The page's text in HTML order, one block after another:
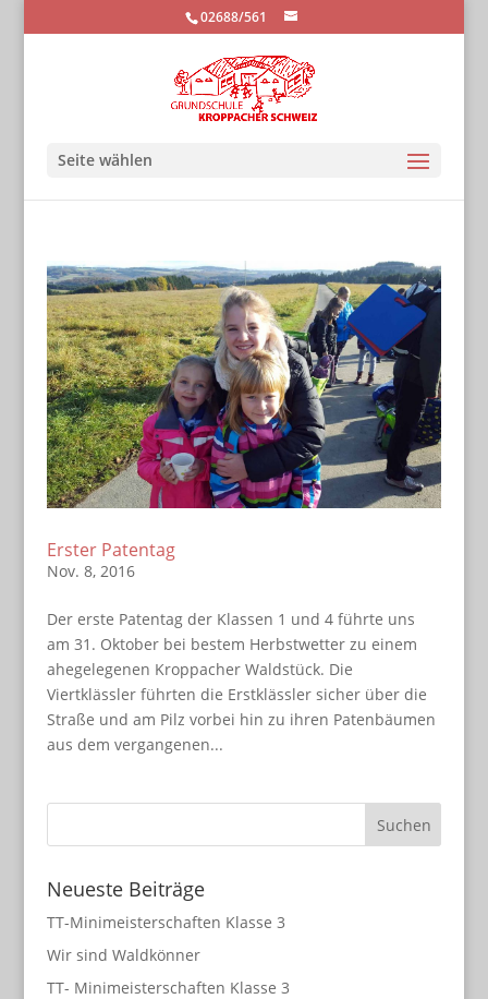
02688/561
Seite wählen
Erster Patentag
Nov. 8, 2016
Der erste Patentag der Klassen 1 und 4 führte uns
am 31. Oktober bei bestem Herbstwetter zu einem
ahegelegenen Kroppacher Waldstück. Die
Viertklässler führten die Erstklässler sicher über die
Straße und am Pilz vorbei hin zu ihren Patenbäumen
aus dem vergangenen...
Neueste Beiträge
TT-Minimeisterschaften Klasse 3
Wir sind Waldkönner
TT- Minimeisterschaften Klasse 3